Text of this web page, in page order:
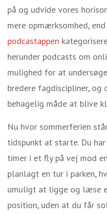
på og udvide vores
mere opmærksomhed,
podcastappen
herunder podcasts om
mulighed for at
bredere fagdiscipliner,
behagelig måde at blive
Nu hvor sommerferien
tidspunkt at starte. Du
timer i et fly på vej mod
planlagt en tur i parken,
umuligt at ligge og læse
position, uden at du får